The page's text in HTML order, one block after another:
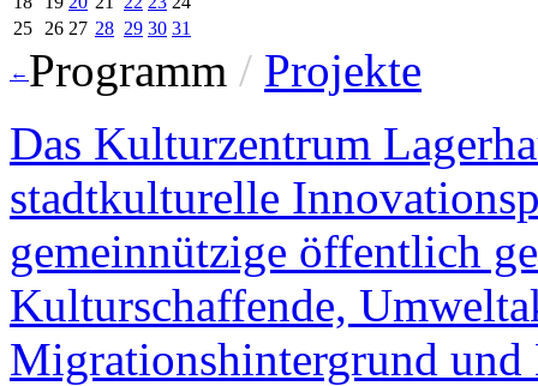
25
26 27 28 29 30 31
← Programm / Projekte
Das Kulturzentrum
stadtkulturelle
gemeinnützige öffentlich
Kulturschaffende,
Migrationshintergrund